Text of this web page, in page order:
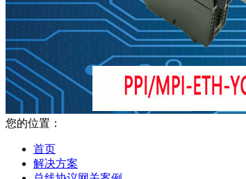
您的位置：
首页
解决方案